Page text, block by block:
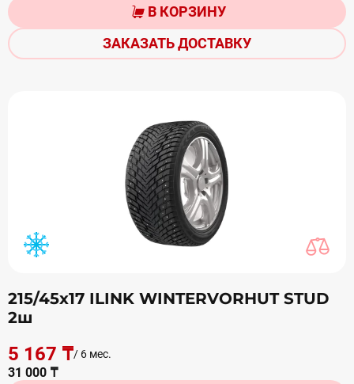
В КОРЗИНУ
ЗАКАЗАТЬ ДОСТАВКУ
215/45х17 ILINK WINTERVORHUT STUD
2ш
5 167 ₸/ 6 мес.
31 000 ₸